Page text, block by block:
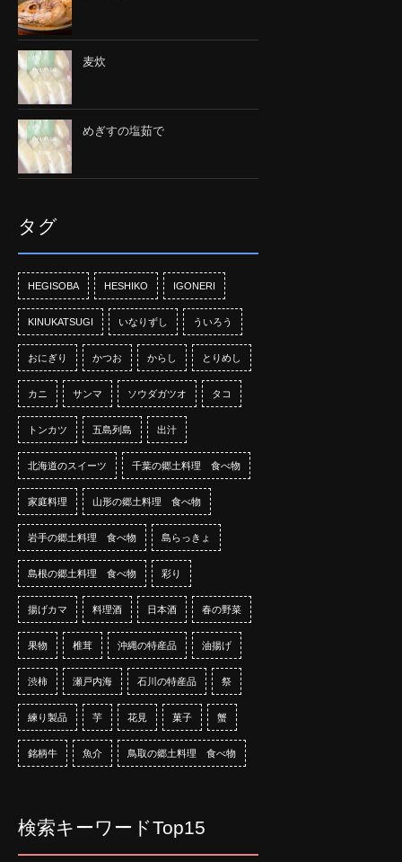
麦炊
めぎすの塩茹で
タグ
HEGISOBA HESHIKO IGONERI
KINUKATSUGI いなりずし ういろう
おにぎり かつお からし とりめし
カニ サンマ ソウダガツオ タコ
トンカツ 五島列島 出汁
北海道のスイーツ 千葉の郷土料理 食べ物
家庭料理 山形の郷土料理 食べ物
岩手の郷土料理 食べ物 島らっきょ
島根の郷土料理 食べ物 彩り
揚げカマ 料理酒 日本酒 春の野菜
果物 椎茸 沖縄の特産品 油揚げ
渋柿 瀬戸内海 石川の特産品 祭
練り製品 芋 花見 菓子 蟹
銘柄牛 魚介 鳥取の郷土料理 食べ物
検索キーワードTop15